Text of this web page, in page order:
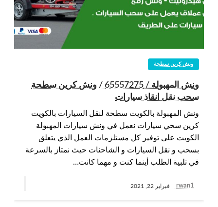
ونش كرين سطحة
ونش المهبولة / 65557275 / ونش كرين سطحة
سحب نقل انقاذ سيارات
ونش المهبولة بالكويت سطحة لنقل السيارات بالكويت
كرين سحي سيارات نعمل في ونش سيارات المهبولة
الكويت على توفير كل مستلزمات العمل الذي يتعلق
بسحب و نقل السيارات و الشاحنات حيث نمتاز بالسرعة
في تلبية الطلب أينما كنت و مهما كانت…
rwan1 فبراير 22, 2021